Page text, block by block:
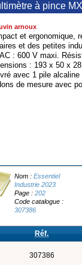
à pince
arnoux
et ergonomique,
et des petites
: 600 V maxi.
: 193 x 50 x
avec 1 pile
de mesure avec
Nom :Essentiel
Industrie 2023
Page :202
Code catalogue :
307386
Réf.
307386